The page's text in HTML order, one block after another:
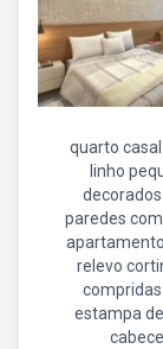
quarto
linho
paredes
relevo
estampa